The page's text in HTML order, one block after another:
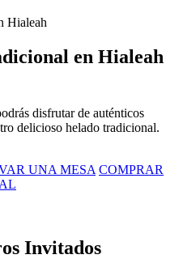
Hialeah
en Hialeah
disfrutar de auténticos
delicioso helado tradicional.
UNA MESA COMPRAR
Invitados